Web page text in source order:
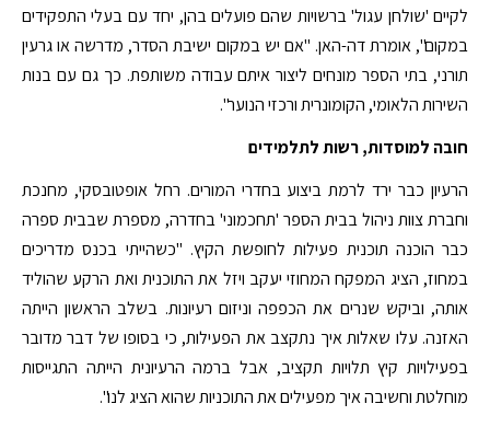
לקיים 'שולחן עגול' ברשויות שהם פועלים בהן, יחד עם בעלי התפקידים
במקום", אומרת דה-האן. "אם יש במקום ישיבת הסדר, מדרשה או גרעין
תורני, בתי הספר מונחים ליצור איתם עבודה משותפת. כך גם עם בנות
השירות הלאומי, הקומונרית ורכזי הנוער".
חובה למוסדות, רשות לתלמידים
הרעיון כבר ירד לרמת ביצוע בחדרי המורים. רחל אופטובסקי, מחנכת
וחברת צוות ניהול בבית הספר 'תחכמוני' בחדרה, מספרת שבבית ספרה
כבר הוכנה תוכנית פעילות לחופשת הקיץ. "כשהייתי בכנס מדריכים
במחוז, הציג המפקח המחוזי יעקב ויזל את התוכנית ואת הרקע שהוליד
אותה, וביקש שנרים את הכפפה וניזום רעיונות. בשלב הראשון הייתה
האזנה. עלו שאלות איך נתקצב את הפעילות, כי בסופו של דבר מדובר
בפעילויות קיץ תלויות תקציב, אבל ברמה הרעיונית הייתה התגייסות
מוחלטת וחשיבה איך מפעילים את התוכניות שהוא הציג לנו".